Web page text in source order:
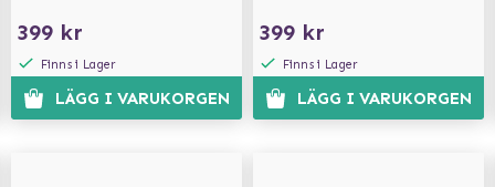
399 kr
Finns i Lager
LÄGG I VARUKORGEN
399 kr
Finns i Lager
LÄGG I VARUKORGEN